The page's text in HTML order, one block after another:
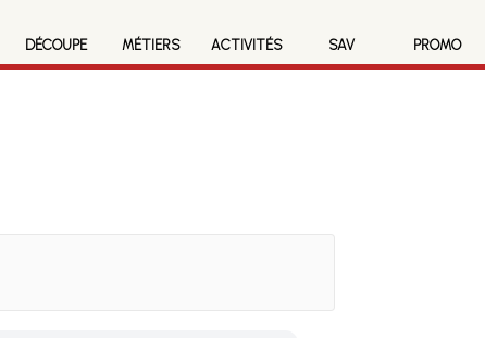
DÉCOUPE MÉTIERS ACTIVITÉS SAV PROMO